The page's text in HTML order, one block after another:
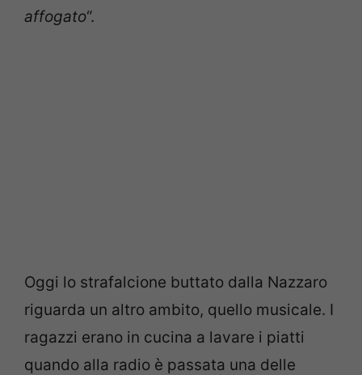
affogato“.
Oggi lo strafalcione buttato dalla Nazzaro
riguarda un altro ambito, quello musicale. I
ragazzi erano in cucina a lavare i piatti
quando alla radio è passata una delle